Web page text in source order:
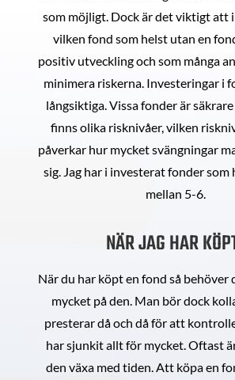
som möjligt. Dock är det viktigt att
vilken fond som helst utan en
positiv utveckling och som många
minimera riskerna. Investeringar i
långsiktiga. Vissa fonder är
finns olika risknivåer, vilken
påverkar hur mycket svängningar
sig. Jag har i investerat fonder som
mellan 5-6.
NÄR JAG HAR
När du har köpt en fond så behöver
mycket på den. Man bör dock
presterar då och då för att
har sjunkit allt för mycket. Oftast
den växa med tiden. Att köpa en